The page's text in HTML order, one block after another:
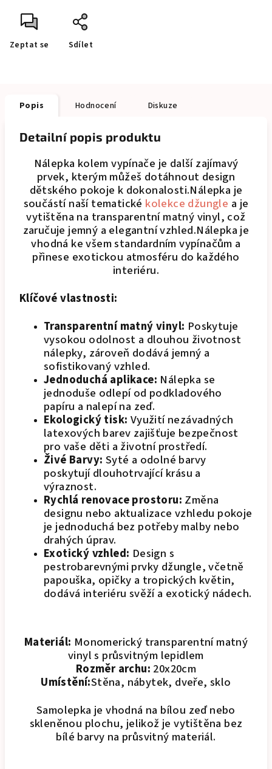
Zeptat se Sdílet
Popis Hodnocení Diskuze
Detailní popis produktu
Nálepka kolem vypínače je další zajímavý
prvek, kterým můžeš dotáhnout design
dětského pokoje k dokonalosti.Nálepka je
součástí naší tematické kolekce džungle a je
vytištěna na transparentní matný vinyl, což
zaručuje jemný a elegantní vzhled.Nálepka je
vhodná ke všem standardním vypínačům a
přinese exotickou atmosféru do každého
interiéru.
Klíčové vlastnosti:
Transparentní matný vinyl: Poskytuje
vysokou odolnost a dlouhou životnost
nálepky, zároveň dodává jemný a
sofistikovaný vzhled.
Jednoduchá aplikace: Nálepka se
jednoduše odlepí od podkladového
papíru a nalepí na zeď.
Ekologický tisk: Využití nezávadných
latexových barev zajišťuje bezpečnost
pro vaše děti a životní prostředí.
Živé Barvy: Syté a odolné barvy
poskytují dlouhotrvající krásu a
výraznost.
Rychlá renovace prostoru: Změna
designu nebo aktualizace vzhledu pokoje
je jednoduchá bez potřeby malby nebo
drahých úprav.
Exotický vzhled: Design s
pestrobarevnými prvky džungle, včetně
papouška, opičky a tropických květin,
dodává interiéru svěží a exotický nádech.
Materiál: Monomerický transparentní matný
vinyl s průsvitným lepidlem
Rozměr archu: 20x20cm
Umístění:Stěna, nábytek, dveře, sklo
Samolepka je vhodná na bílou zeď nebo
skleněnou plochu, jelikož je vytištěna bez
bílé barvy na průsvitný materiál.